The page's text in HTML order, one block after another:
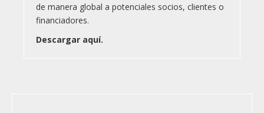
de manera global a potenciales socios, clientes o
financiadores.
Descargar aquí.